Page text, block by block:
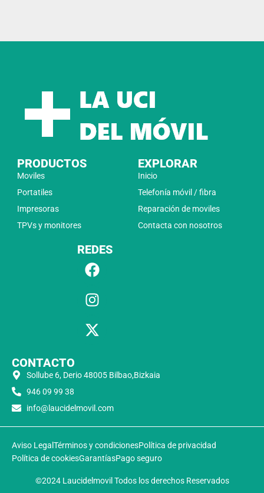
PRODUCTOS
Moviles
Portatiles
Impresoras
TPVs y monitores
EXPLORAR
Inicio
Telefonía móvil / fibra
Reparación de moviles
Contacta con nosotros
REDES
CONTACTO
Sollube 6, Derio 48005 Bilbao,Bizkaia
946 09 99 38
info@laucidelmovil.com
Aviso Legal Términos y condicionesPolítica de privacidad
Política de cookiesGarantíasPago seguro
©2024 Laucidelmovil Todos los derechos Reservados